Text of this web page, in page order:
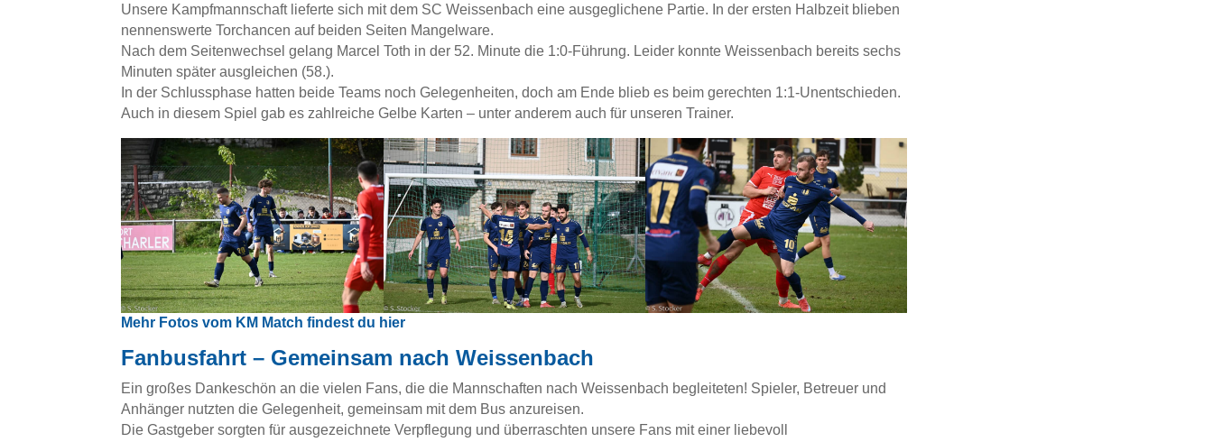
Unsere Kampfmannschaft lieferte sich mit dem SC Weissenbach eine ausgeglichene Partie. In der ersten Halbzeit blieben
nennenswerte Torchancen auf beiden Seiten Mangelware.
Nach dem Seitenwechsel gelang Marcel Toth in der 52. Minute die 1:0-Führung. Leider konnte Weissenbach bereits sechs
Minuten später ausgleichen (58.).
In der Schlussphase hatten beide Teams noch Gelegenheiten, doch am Ende blieb es beim gerechten 1:1-Unentschieden.
Auch in diesem Spiel gab es zahlreiche Gelbe Karten – unter anderem auch für unseren Trainer.
Mehr Fotos vom KM Match findest du hier
Fanbusfahrt – Gemeinsam nach Weissenbach
Ein großes Dankeschön an die vielen Fans, die die Mannschaften nach Weissenbach begleiteten! Spieler, Betreuer und
Anhänger nutzten die Gelegenheit, gemeinsam mit dem Bus anzureisen.
Die Gastgeber sorgten für ausgezeichnete Verpflegung und überraschten unsere Fans mit einer liebevoll